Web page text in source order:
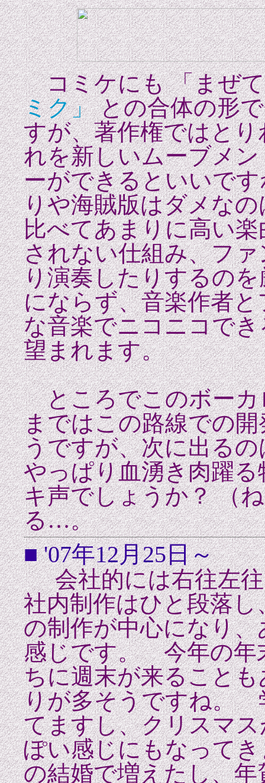
コミケにも 「まぜ
ミク」との合体の形
すが、著作権ではと
れを新しいムーブメ
ーができるといいで
りや海賊版はダメな
比べてあまりに高い
されない仕組み、フ
り演奏したりするの
にならず、音楽作者
な音楽でニコニコで
望まれます。
ところでこのボーカ
まではこの路線での
うですが、次に出る
やっぱり血湧き肉躍
キ声でしょうか？ （
る…。
■ '07年12月25日～
会社的には右往左
社内制作はひと段落
の制作が中心になり
感じです。 今年の年
ちに週末が来ること
りが多そうですね。
てますし、クリスマ
ぽい感じにもなって
の結婚で増えたし、